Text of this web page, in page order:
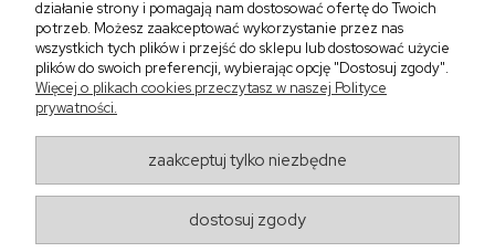
Sukienka z falbaną i
bufiastym rękawem w
405,30 zł
Sukienka z dekoltem w
299,00 zł
‹
Regulaminy
działanie strony i pomagają nam dostosować ofertę do Twoich
potrzeb. Możesz zaakceptować wykorzystanie przez nas
wszystkich tych plików i przejść do sklepu lub dostosować użycie
plików do swoich preferencji, wybierając opcję "Dostosuj zgody".
Więcej o plikach cookies przeczytasz w naszej Polityce
prywatności.
zaakceptuj tylko niezbędne
dostosuj zgody